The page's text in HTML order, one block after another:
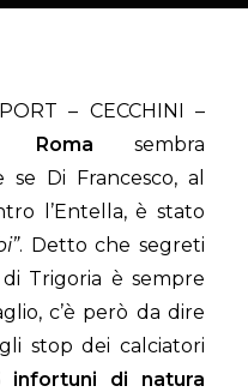
– CECCHINI –
Roma sembra
se Di Francesco, al
l’Entella, è stato
. Detto che segreti
Trigoria è sempre
c’è però da dire
stop dei calciatori
infortuni di natura